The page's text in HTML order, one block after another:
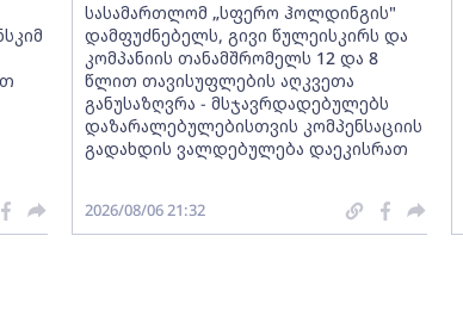
სასამართლომ „სფერო ჰოლდინგის"
დამფუძნებელს, გივი წულეისკირს და
კომპანიის თანამშრომელს 12 და 8
წლით თავისუფლების აღკვეთა
განუსაზღვრა - მსჯავრდადებულებს
დაზარალებულებისთვის კომპენსაციის
გადახდის ვალდებულება დაეკისრათ
2026/08/06 21:32